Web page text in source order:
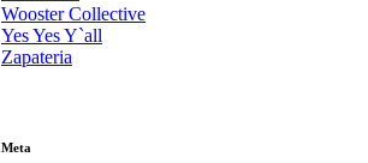
Wooster Collective
Yes Yes Y`all
Zapateria
Meta